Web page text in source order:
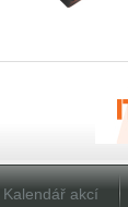
Kalendář akcí